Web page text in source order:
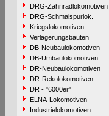
DRG-Zahnradlokomotiven
DRG-Schmalspurlok.
Kriegslokomotiven
Verlagerungsbauten
DB-Neubaulokomotiven
DB-Umbaulokomotiven
DR-Neubaulokomotiven
DR-Rekolokomotiven
DR - "6000er"
ELNA-Lokomotiven
Industrielokomotiven